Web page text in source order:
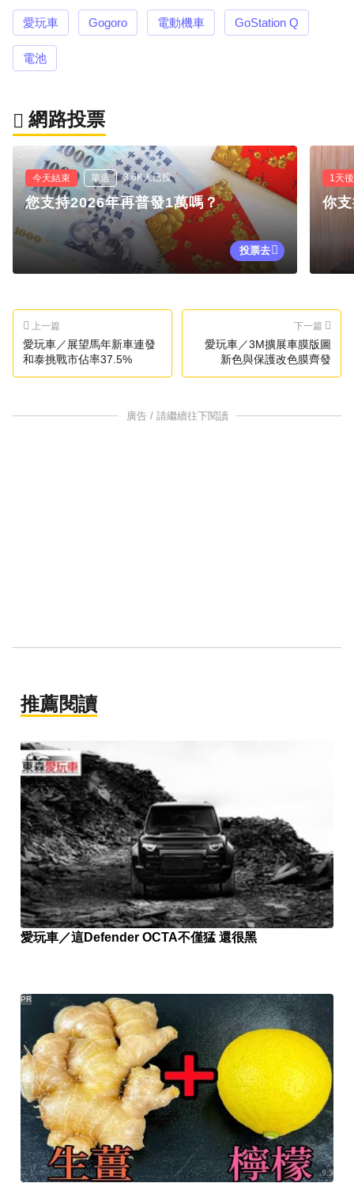
愛玩車 Gogoro 電動機車 GoStation Q
電池
網路投票
今天結束 單選 3.6K人已投
您支持2026年再普發1萬嗎？
投票去
1天
你
上一篇
愛玩車／展望馬年新車連發
和泰挑戰市佔率37.5%
下一篇
愛玩車／3M擴展車膜版圖
新色與保護改色膜齊發
廣告 / 請繼續往下閱讀
推薦閱讀
愛玩車／這Defender OCTA不僅猛 還很黑
PR